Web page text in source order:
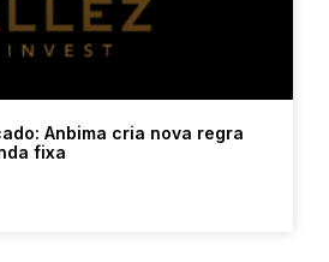
Anbima cria nova regra
fixa